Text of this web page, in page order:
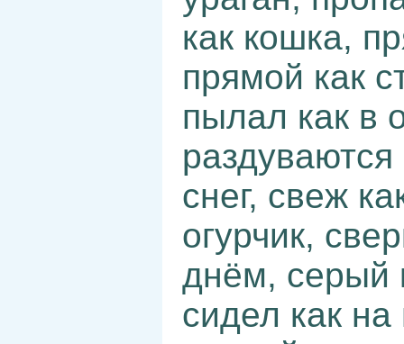
как кошка,
прямой как
пылал как в
раздуваются
снег, свеж
огурчик,
днём, серый
сидел как на